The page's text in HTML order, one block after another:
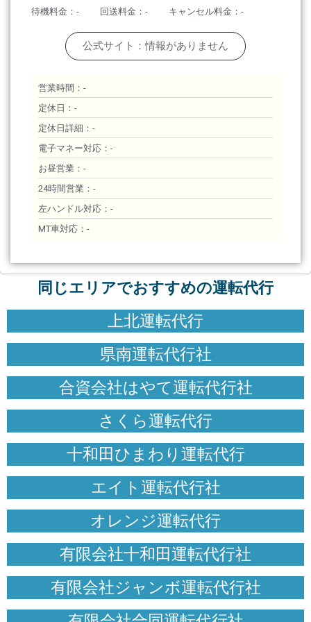
待機料金：- 回送料金：- キャンセル料金：-
公式サイト：情報がありません
営業時間：-
定休日：-
定休日詳細：-
電子マネー対応：-
お昼営業：-
24時間営業：-
左ハンドル対応：-
MT車対応：-
同じエリアでおすすめの運転代行
上北運転代行
県南運転代行社
合資会社はやて運転代行社
さくら運転代行
十和田ひまわり運転代行
エイト運転代行社
オレンジ運転代行
有限会社十和田運転代行社
有限会社ジャンボ運転代行社